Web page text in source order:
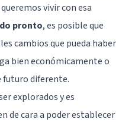
vivir con esa
pronto, es posible que
cambios que pueda haber
bien económicamente o
futuro diferente.
explorados y es
de cara a poder establecer